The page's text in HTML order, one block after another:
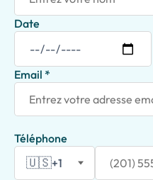
Date
Email *
Téléphone
🇺🇸+1